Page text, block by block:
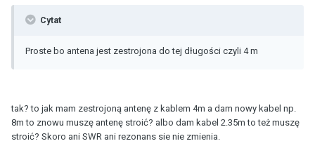
Cytat
Proste bo antena jest zestrojona do tej długości czyli 4 m
tak? to jak mam zestrojoną antenę z kablem 4m a dam nowy kabel np.
8m to znowu muszę antenę stroić? albo dam kabel 2.35m to też muszę
stroić? Skoro ani SWR ani rezonans sie nie zmienia.